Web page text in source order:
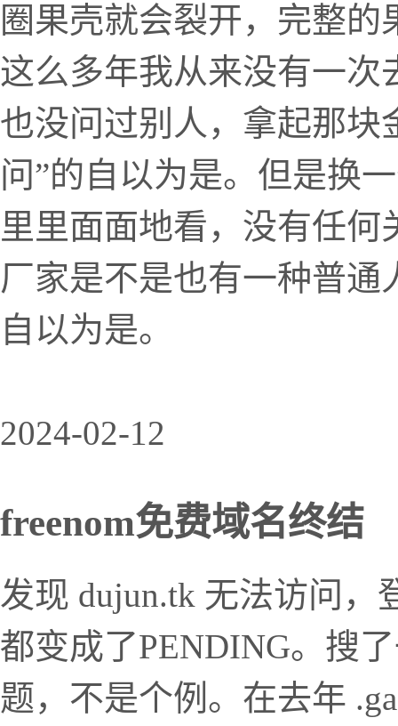
圈果壳就会裂开，完整
这么多年我从来没有一
也没问过别人，拿起那块
问”的自以为是。但是换
里里面面地看，没有任
厂家是不是也有一种普
自以为是。
2024-02-12
freenom免费域名终结
发现 dujun.tk 无法访问，
都变成了PENDING。搜
题，不是个例。在去年